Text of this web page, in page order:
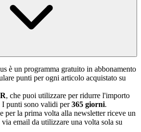
è un programma gratuito in abbonamento
punti per ogni articolo acquistato su
, che puoi utilizzare per ridurre l'importo
I punti sono validi per365 giorni.
per la prima volta alla newsletter riceve un
via email da utilizzare una volta sola su